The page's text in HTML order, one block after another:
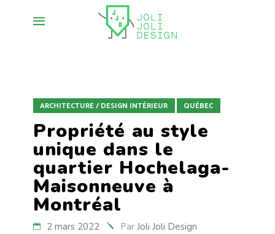
ARCHITECTURE / DESIGN INTÉRIEUR QUÉBEC
Propriété au style
unique dans le
quartier Hochelaga-
Maisonneuve à
Montréal
2 mars 2022 Par Joli Joli Design